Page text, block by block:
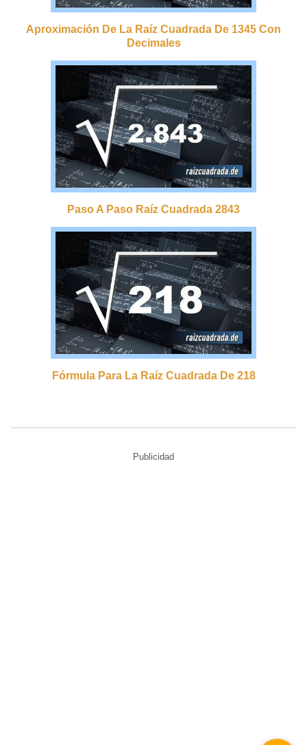
Aproximación De La Raíz Cuadrada De 1345 Con
Decimales
Paso A Paso Raíz Cuadrada 2843
Fórmula Para La Raíz Cuadrada De 218
Publicidad